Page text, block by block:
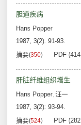
胆道疾病
Hans Popper
1987, 3(2): 91-93.
摘要(350) PDF
肝脏纤维组织增生
Hans Popper, 汪一
1987, 3(2): 93-94.
摘要(524) PDF